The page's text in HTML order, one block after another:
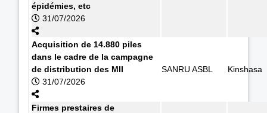
épidémies, etc
31/07/2026
Acquisition de 14.880 piles
dans le cadre de la campagne
de distribution des MII
31/07/2026
SANRU ASBL Kinshasa
Firmes prestaires de